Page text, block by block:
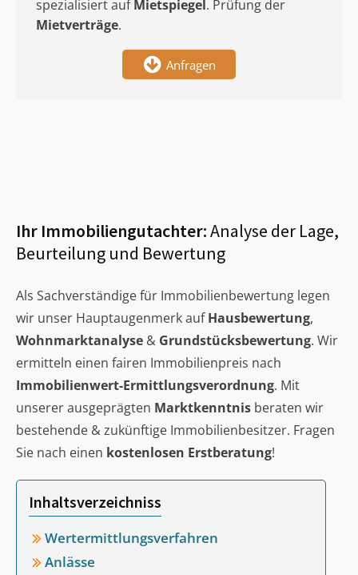
spezialisiert auf Mietspiegel . Prüfung der
Mietverträge.
Anfragen
Ihr Immobiliengutachter:Analyse der Lage,
Beurteilung und Bewertung
Als Sachverständige für Immobilienbewertung legen
wir unser Hauptaugenmerk aufHausbewertung,
Wohnmarktanalyse & Grundstücksbewertung. Wir
ermitteln einen fairen Immobilienpreis nach
Immobilienwert-Ermittlungsverordnung. Mit
unserer ausgeprägten Marktkenntnis beraten wir
bestehende & zukünftige Immobilienbesitzer. Fragen
Sie nach einen kostenlosen Erstberatung!
Inhaltsverzeichniss
Wertermittlungsverfahren
Anlässe